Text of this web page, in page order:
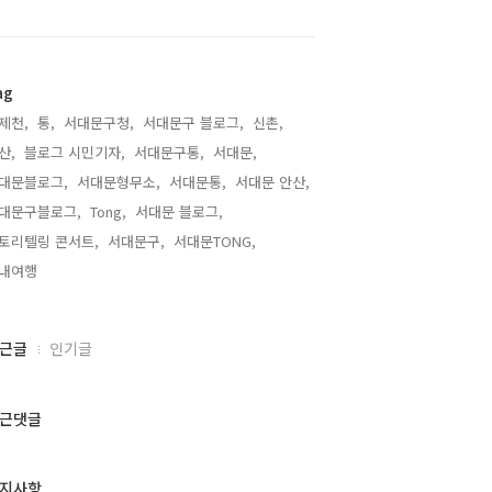
천, 통, 서대문구청, 서대문구 블로그, 신촌,
, 블로그 시민기자, 서대문구통, 서대문,
문블로그, 서대문형무소, 서대문통, 서대문 안산,
문구블로그, Tong, 서대문 블로그,
리텔링 콘서트, 서대문구, 서대문TONG,
여행,
글 인기글
댓글
사항